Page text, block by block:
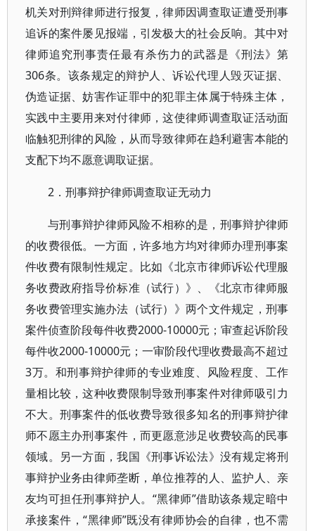
机关对刑辩律师进行报复，律师因调查取证遭受刑事
追诉的案件屡见报端，引发极大的社会反响。其中对
律师追究刑事责任最有杀伤力的武器是《刑法》第
306条。该条规定的辩护人、诉讼代理人毁灭证据、
伪造证据、妨害作证罪中的犯罪主体属于特殊主体，
实践中主要用来对付律师，这使律师调查取证活动面
临触犯刑律的风险，从而导致律师在趋利避害本能的
支配下均不愿意调取证据。
2．刑事辩护律师调查取证无动力
与刑事辩护律师风险不相称的是，刑事辩护律师
的收费很低。一方面，许多地方均对律师办理刑事案
件收费有限制性规定。比如《北京市律师诉讼代理服
务收费政府指导价标准（试行）》、《北京市律师服
务收费管理实施办法（试行）》两个文件规定，刑事
案件侦查阶段每件收费2000-10000元；审查起诉阶段
每件收2000-10000元；一审阶段代理收费最高不超过
3万。和刑事辩护律师的专业难度、风险程度、工作
量相比较，这种收费限制导致刑事案件对律师吸引力
不大。刑事案件的低收费导致很多知名的刑事辩护律
师不愿主办刑事案件，而更愿意涉足收费较高的民事
领域。另一方面，我国《刑事诉讼法》没有规定将刑
事辩护业务由律师垄断，单位推荐的人、监护人、亲
友均可担任刑事辩护人。“黑律师”借助该条规定暗中
承接案件，“黑律师”既没有律师协会的自律，也不需